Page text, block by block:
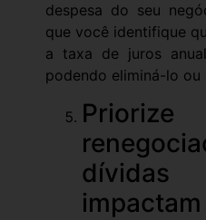
despesa do seu
que você identifique
a taxa de juros
podendo eliminá-lo ou